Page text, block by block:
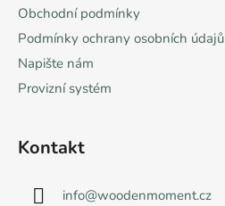
Obchodní podmínky
Podmínky ochrany osobních údajů
Napište nám
Provizní systém
Kontakt
info@woodenmoment.cz